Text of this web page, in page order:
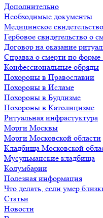
Дополнительно
Необходимые документы
Медицинское
Гербовое свидетельство о
Договор на оказание
Справка о смерти по форме
Конфессиональные обряды
Похороны в Православии
Похороны в Исламе
Похороны в Буддизме
Похороны в Католицизме
Ритуальная инфрастуктура
Морги Москвы
Морги Московской области
Кладбища Московской
Мусульманские кладбища
Колумбарии
Полезная информация
Что делать, если умер
Статьи
Новости